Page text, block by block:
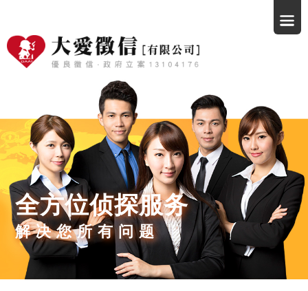
全方位侦探服务
解决您所有问题